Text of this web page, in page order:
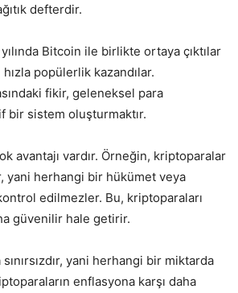
defterdir.
Bitcoin ile birlikte ortaya çıktılar
popülerlik kazandılar.
fikir, geleneksel para
bir sistem oluşturmaktır.
avantajı vardır. Örneğin, kriptoparalar
yani herhangi bir hükümet veya
edilmezler. Bu, kriptoparaları
güvenilir hale getirir.
yani herhangi bir miktarda
enflasyona karşı daha